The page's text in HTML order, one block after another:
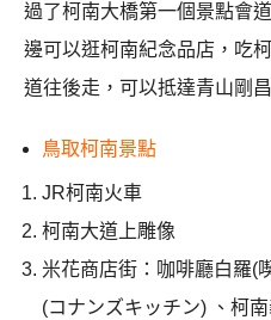
過了柯南大橋第一個景點會
邊可以逛柯南紀念品店，吃
道往後走，可以抵達青山剛
鳥取柯南景點
JR柯南火車
柯南大道上雕像
米花商店街：咖啡廳白羅(
(コナンズキッチン) 、柯